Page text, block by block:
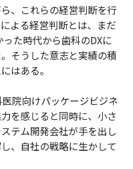
、これらの経営判断を行
よる経営判断とは、まだ
た時代から歯科のDXに
そうした意志と実績の積
はある。
院向けパッケージビジネ
を感じると同時に、小さ
テム開発会社が手を出し
、自社の戦略に生かして